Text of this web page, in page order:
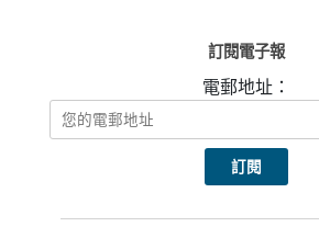
訂閱電子報
電郵地址：